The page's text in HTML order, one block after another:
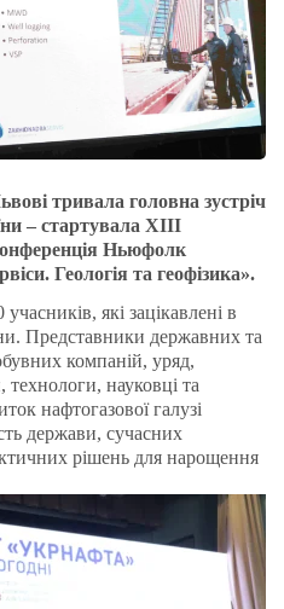
тривала головна зустріч
– стартувала ХІІІ
Ньюфолк
Геологія та геофізика».
які зацікавлені в
Представники державних та
компаній, уряд,
науковці та
нафтогазової галузі
держави, сучасних
рішень для нарощення